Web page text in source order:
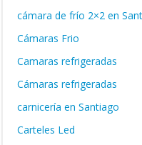
cámara de frío 2×2 en
Cámaras Frio
Camaras refrigeradas
Cámaras refrigeradas
carnicería en Santiago
Carteles Led